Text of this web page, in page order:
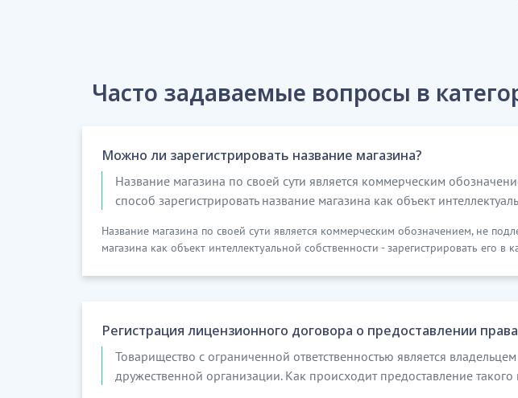
Часто задаваемые вопросы в
Можно ли зарегистрировать название магазина?
Название магазина по своей сути является коммерческим
способ зарегистрировать название магазина как объект
Название магазина по своей сути является коммерческим обозначением, не
магазина как объект интеллектуальной собственности - зарегистрировать его в
Регистрация лицензионного договора о предоставлении
Товарищество с ограниченной ответственностью является
дружественной организации. Как происходит предоставление